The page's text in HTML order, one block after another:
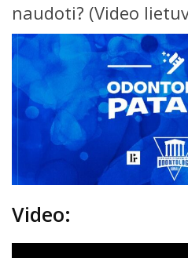
naudoti? (Video
Video: